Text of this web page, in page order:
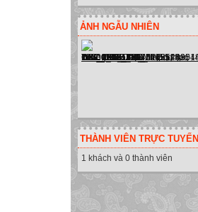
ẢNH NGẪU NHIÊN
THÀNH VIÊN TRỰC TUYẾN
1 khách và 0 thành viên